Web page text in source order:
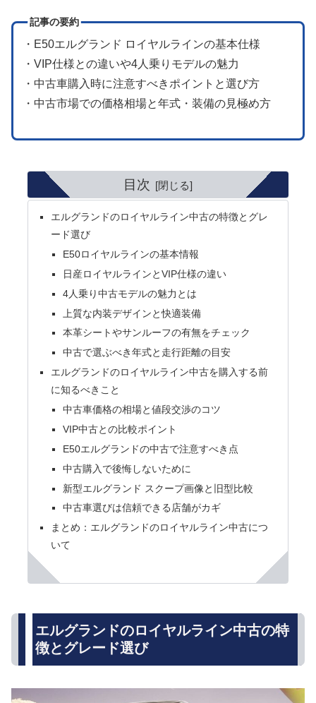
記事の要約
・E50エルグランド ロイヤルラインの基本仕様
・VIP仕様との違いや4人乗りモデルの魅力
・中古車購入時に注意すべきポイントと選び方
・中古市場での価格相場と年式・装備の見極め方
目次
エルグランドのロイヤルライン中古の特徴とグレ
ード選び
E50ロイヤルラインの基本情報
日産ロイヤルラインとVIP仕様の違い
4人乗り中古モデルの魅力とは
上質な内装デザインと快適装備
本革シートやサンルーフの有無をチェック
中古で選ぶべき年式と走行距離の目安
エルグランドのロイヤルライン中古を購入する前
に知るべきこと
中古車価格の相場と値段交渉のコツ
VIP中古との比較ポイント
E50エルグランドの中古で注意すべき点
中古購入で後悔しないために
新型エルグランド スクープ画像と旧型比較
中古車選びは信頼できる店舗がカギ
まとめ：エルグランドのロイヤルライン中古につ
いて
エルグランドのロイヤルライン中古の特
徴とグレード選び